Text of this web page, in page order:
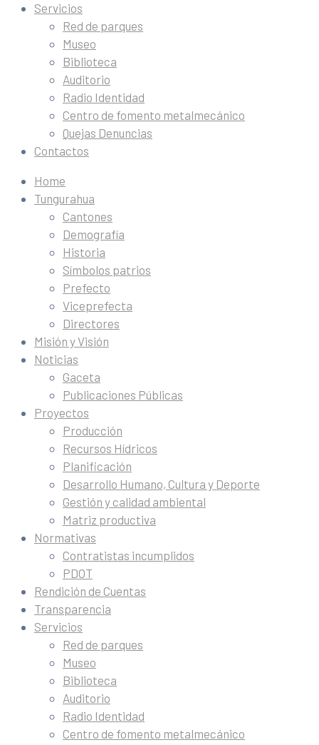
Servicios
Red de parques
Museo
Biblioteca
Auditorio
Radio Identidad
Centro de fomento metalmecánico
Quejas Denuncias
Contactos
Home
Tungurahua
Cantones
Demografía
Historia
Símbolos patrios
Prefecto
Viceprefecta
Directores
Misión y Visión
Noticias
Gaceta
Publicaciones Públicas
Proyectos
Producción
Recursos Hídricos
Planificación
Desarrollo Humano, Cultura y Deporte
Gestión y calidad ambiental
Matriz productiva
Normativas
Contratistas incumplidos
PDOT
Rendición de Cuentas
Transparencia
Servicios
Red de parques
Museo
Biblioteca
Auditorio
Radio Identidad
Centro de fomento metalmecánico